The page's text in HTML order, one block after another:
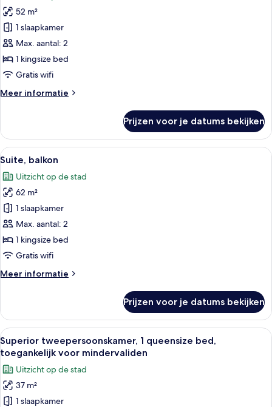
Executive
suite
laden
52 m²
1 slaapkamer
Max. aantal: 2
1 kingsize bed
Gratis wifi
Meer informatie
Meer
suite
Prijzen voor je datums bekijken
Alle
foto's
voor
Suite,
balkon
laden
Een hotelkamer met een bed, twee
15
Suite, balkon
Uitzicht op de stad
62 m²
1 slaapkamer
Max. aantal: 2
1 kingsize bed
Gratis wifi
Meer informatie
Meer
balkon
Prijzen voor je datums bekijken
Alle
foto's
voor
Superior
tweepersoonskamer,
Een hotelkamer met een groot bed,
7
Superior tweepersoonskamer, 1 queensize bed,
toegankelijk voor mindervaliden
Uitzicht op de stad
37 m²
1 slaapkamer